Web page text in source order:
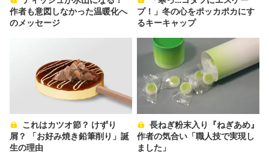
作者も意図しなかった温暖化へ
のメッセージ
プ！」冬の心をポッカポカにす
るキーキャップ
屑？ 「お好み焼き鉛筆削り」誕
生の理由
作者の気合い「職人技で実現し
ました」